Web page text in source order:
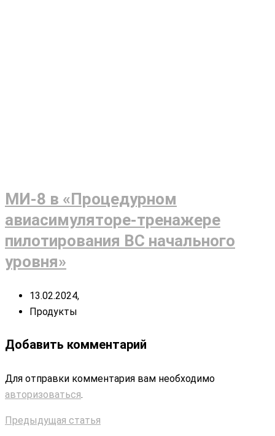
МИ-8 в «Процедурном
авиасимуляторе-тренажере
пилотирования ВС начального
уровня»
13.02.2024,
Продукты
Добавить комментарий
Для отправки комментария вам необходимо
авторизоваться.
Предыдущая статья